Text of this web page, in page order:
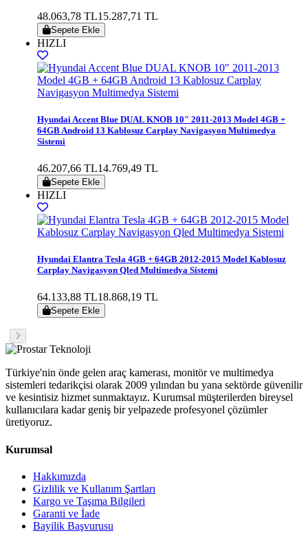
48.063,78 TL15.287,71 TL
Sepete Ekle
HIZLI
Hyundai Accent Blue DUAL KNOB 10" 2011-2013 Model 4GB +
64GB Android 13 Kablosuz Carplay Navigasyon Multimedya
Sistemi
46.207,66 TL14.769,49 TL
Sepete Ekle
HIZLI
Hyundai Elantra Tesla 4GB + 64GB 2012-2015 Model Kablosuz
Carplay Navigasyon Qled Multimedya Sistemi
64.133,88 TL18.868,19 TL
Sepete Ekle
Türkiye'nin önde gelen araç kamerası, monitör ve multimedya
sistemleri tedarikçisi olarak 2009 yılından bu yana sektörde güvenilir
ve kesintisiz hizmet sunmaktayız. Kurumsal müşterilerden bireysel
kullanıcılara kadar geniş bir yelpazede profesyonel çözümler
üretiyoruz.
Kurumsal
Hakkımızda
Gizlilik ve Kullanım Şartları
Kargo ve Taşıma Bilgileri
Garanti ve İade
Bayilik Başvurusu